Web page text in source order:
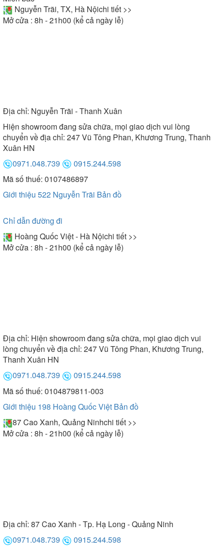
Nguyễn Trãi, TX, Hà Nộichi tiết >>
Mở cửa : 8h - 21h00 (kể cả ngày lễ)
Địa chỉ: Nguyễn Trãi - Thanh Xuân
Hiện showroom đang sửa chữa, mọi giao dịch vui lòng
chuyển về địa chỉ: 247 Vũ Tông Phan, Khương Trung, Thanh
Xuân HN
0971.048.739
0915.244.598
Mã số thuế: 0107486897
Giới thiệu 522 Nguyễn Trãi Bản đồ
Chỉ dẫn đường đi
Hoàng Quốc Việt - Hà Nộichi tiết >>
Mở cửa : 8h - 21h00 (kể cả ngày lễ)
Địa chỉ: Hiện showroom đang sửa chữa, mọi giao dịch vui
lòng chuyển về địa chỉ: 247 Vũ Tông Phan, Khương Trung,
Thanh Xuân HN
0971.048.739
0915.244.598
Mã số thuế: 0104879811-003
Giới thiệu 198 Hoàng Quốc Việt Bản đồ
87 Cao Xanh, Quảng Ninhchi tiết >>
Mở cửa : 8h - 21h00 (kể cả ngày lễ)
Địa chỉ: 87 Cao Xanh - Tp. Hạ Long - Quảng Ninh
0971.048.739
0915.244.598